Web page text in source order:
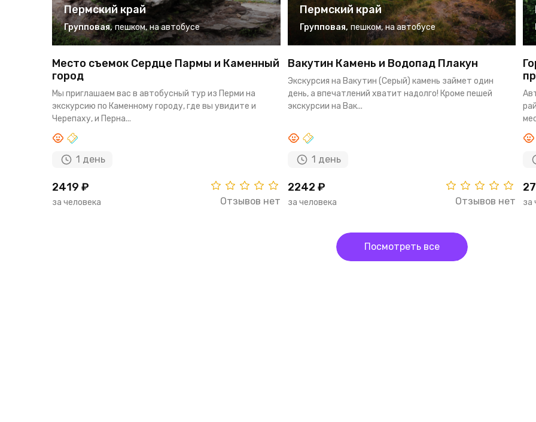
Пермский край
Групповая, пешком, на автобусе
Место съемок Сердце Пармы и Каменный
город
Мы приглашаем вас в автобусный тур из Перми на
экскурсию по Каменному городу, где вы увидите и
Черепаху, и Перна...
1 день
2419 ₽
за человека Отзывов нет
Пермский край
Групповая, пешком, на автобусе
Вакутин Камень и Водопад Плакун
Экскурсия на Вакутин (Серый) камень займет один
день, а впечатлений хватит надолго! Кроме пешей
экскурсии на Вак...
1 день
2242 ₽
за человека Отзывов нет за
Посмотреть все